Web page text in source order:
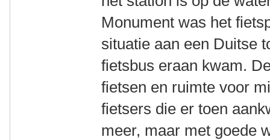
Monument was het
situatie aan een Duitse
fietsbus eraan kwam.
fietsen en ruimte voor
fietsers die er toen
meer, maar met goede